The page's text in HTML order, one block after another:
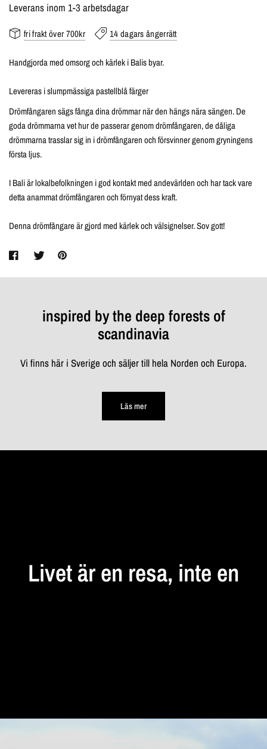
Leverans inom 1-3 arbetsdagar
fri frakt över 700kr 14 dagars ångerrätt
Handgjorda med omsorg och kärlek i Balis byar.
Levereras i slumpmässiga pastellblå färger
Drömfångaren sägs fånga dina drömmar när den hängs nära sängen. De
goda drömmarna vet hur de passerar genom drömfångaren, de dåliga
drömmarna trasslar sig in i drömfångaren och försvinner genom gryningens
första ljus.
I Bali är lokalbefolkningen i god kontakt med andevärlden och har tack vare
detta anammat drömfångaren och förnyat dess kraft.
Denna drömfångare är gjord med kärlek och välsignelser. Sov gott!
inspired by the deep forests of
scandinavia
Vi finns här i Sverige och säljer till hela Norden och Europa.
Läs mer
Livetären resa, inte en